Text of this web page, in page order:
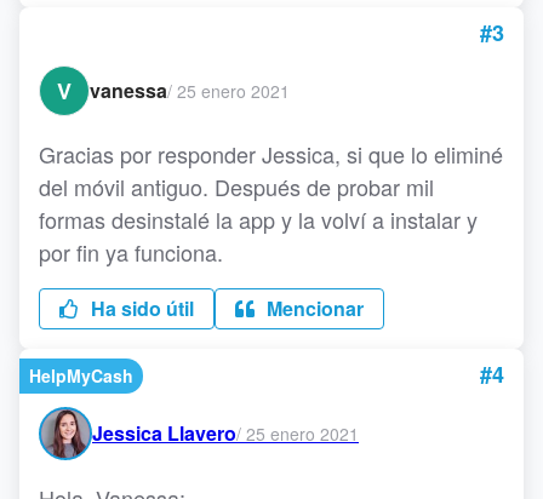
#3
V
vanessa/ 25 enero 2021
Gracias por responder Jessica, si que lo eliminé
del móvil antiguo. Después de probar mil
formas desinstalé la app y la volví a instalar y
por fin ya funciona.
Ha sido útil Mencionar
HelpMyCash #4
Jessica Llavero/ 25 enero 2021